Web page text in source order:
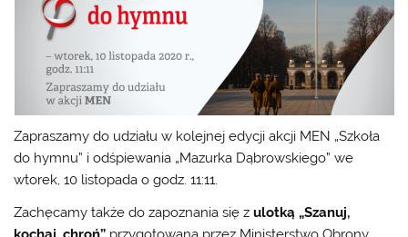
Zapraszamy do udziału w kolejnej edycji akcji MEN „Szkoła
do hymnu” i odśpiewania „Mazurka Dąbrowskiego” we
wtorek, 10 listopada o godz. 11:11.
Zachęcamy także do zapoznania się zulotką „Szanuj,